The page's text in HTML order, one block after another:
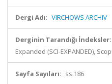
Dergi Adı: VIRCHOWS ARCHIV
Derginin Tarandığı İndeksler:
Expanded (SCI-EXPANDED),
Sayfa Sayıları: ss.186